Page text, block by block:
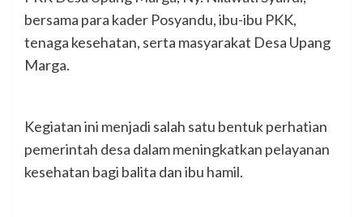
bersama para kader Posyandu, ibu-ibu PKK,
tenaga kesehatan, serta masyarakat Desa Upang
Marga.
Kegiatan ini menjadi salah satu bentuk perhatian
pemerintah desa dalam meningkatkan pelayanan
kesehatan bagi balita dan ibu hamil.